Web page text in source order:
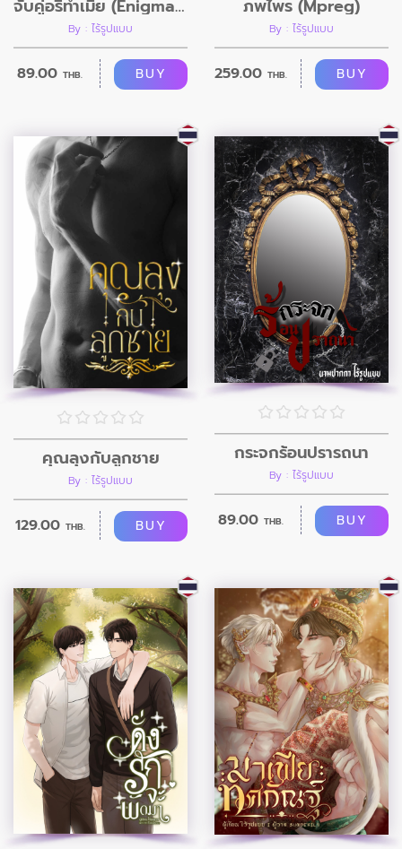
จับคู่อริทำเมีย (EnigmaXAlpha-BDMS)
By : ไร้รูปแบบ
89.00 THB. BUY
ภพไพร (Mpreg)
By : ไร้รูปแบบ
259.00 THB. BUY
คุณลุงกับลูกชาย
By : ไร้รูปแบบ
129.00 THB. BUY
กระจกร้อนปรารถนา
By : ไร้รูปแบบ
89.00 THB. BUY